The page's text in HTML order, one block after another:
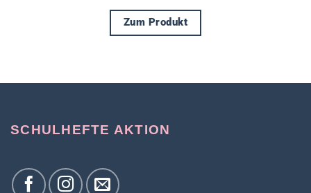
Zum Produkt
mehrere
Die
SCHULHEFTE AKTION